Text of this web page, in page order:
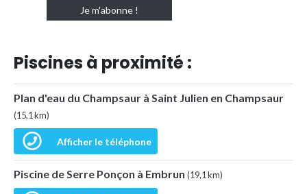
Piscines à proximité :
Plan d'eau du Champsaur à Saint Julien en Champsaur
(15,1 km)
Afficher le téléphone
Piscine de Serre Ponçon à Embrun (19,1 km)